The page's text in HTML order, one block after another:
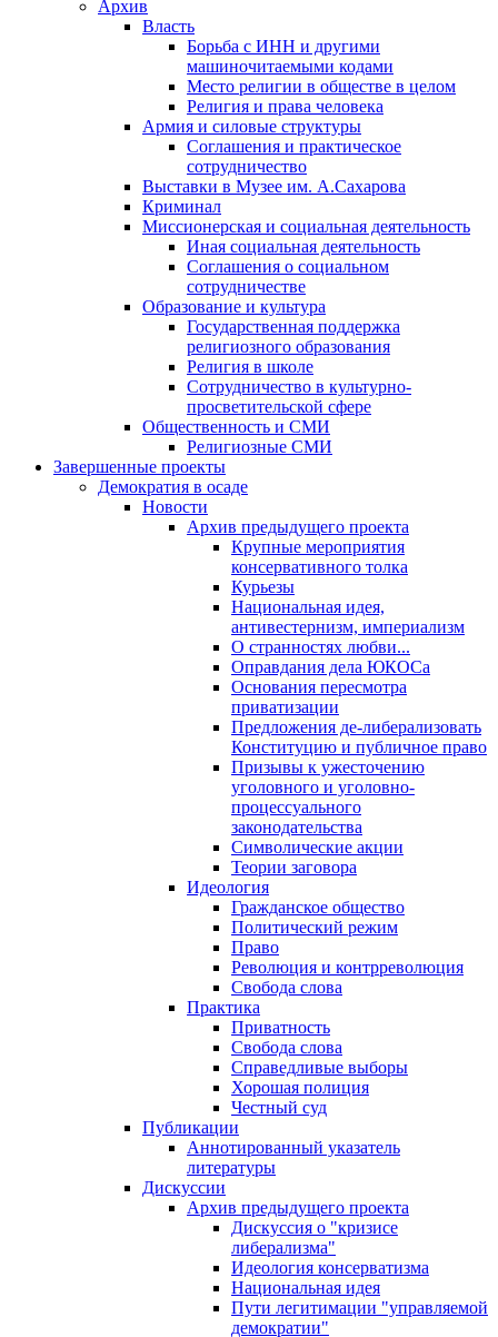
Архив
Власть
Борьба с ИНН и другими
машиночитаемыми кодами
Место религии в обществе в целом
Религия и права человека
Армия и силовые структуры
Соглашения и практическое
сотрудничество
Выставки в Музее им. А.Сахарова
Криминал
Миссионерская и социальная деятельность
Иная социальная деятельность
Соглашения о социальном
сотрудничестве
Образование и культура
Государственная поддержка
религиозного образования
Религия в школе
Сотрудничество в культурно-
просветительской сфере
Общественность и СМИ
Религиозные СМИ
Завершенные проекты
Демократия в осаде
Новости
Архив предыдущего проекта
Крупные мероприятия
консервативного толка
Курьезы
Национальная идея,
антивестернизм, империализм
О странностях любви...
Оправдания дела ЮКОСа
Основания пересмотра
приватизации
Предложения де-либерализовать
Конституцию и публичное право
Призывы к ужесточению
уголовного и уголовно-
процессуального
законодательства
Символические акции
Теории заговора
Идеология
Гражданское общество
Политический режим
Право
Революция и контрреволюция
Свобода слова
Практика
Приватность
Свобода слова
Справедливые выборы
Хорошая полиция
Честный суд
Публикации
Аннотированный указатель
литературы
Дискуссии
Архив предыдущего проекта
Дискуссия о "кризисе
либерализма"
Идеология консерватизма
Национальная идея
Пути легитимации "управляемой
демократии"